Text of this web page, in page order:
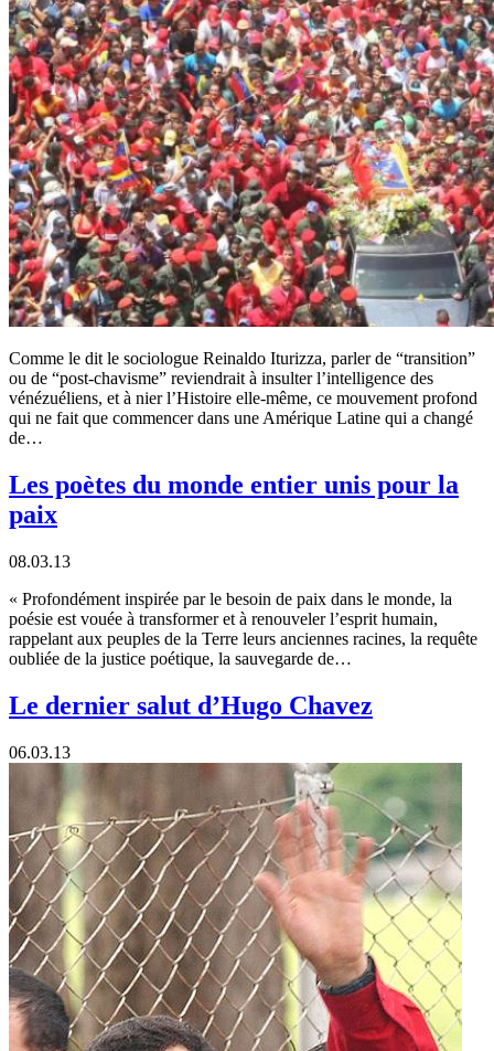
Comme le dit le sociologue Reinaldo Iturizza, parler de “transition”
ou de “post-chavisme” reviendrait à insulter l’intelligence des
vénézuéliens, et à nier l’Histoire elle-même, ce mouvement profond
qui ne fait que commencer dans une Amérique Latine qui a changé
de…
Les poètes du monde entier unis pour la
paix
08.03.13
« Profondément inspirée par le besoin de paix dans le monde, la
poésie est vouée à transformer et à renouveler l’esprit humain,
rappelant aux peuples de la Terre leurs anciennes racines, la requête
oubliée de la justice poétique, la sauvegarde de…
Le dernier salut d’Hugo Chavez
06.03.13